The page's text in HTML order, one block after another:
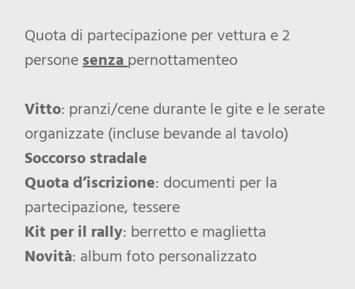
Quota di partecipazione per vettura e 2
personesenzapernottamenteo
Vitto: pranzi/cene durante le gite e le serate
organizzate (incluse bevande al tavolo)
Soccorso stradale
Quota d’iscrizione: documenti per la
partecipazione, tessere
Kit per il rally: berretto e maglietta
Novità: album foto personalizzato